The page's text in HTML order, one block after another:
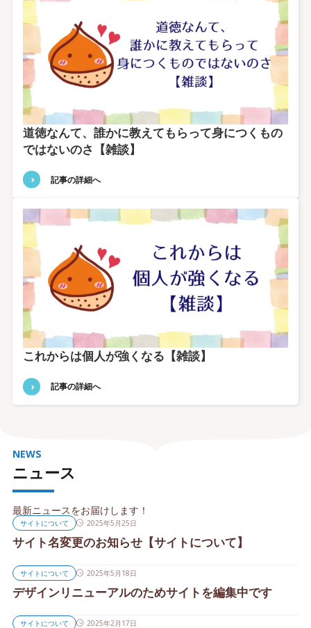
道徳なんて、誰かに教えてもらって身につくもの
ではないのさ【雑談】
記事の詳細へ
これからは個人が強くなる【雑談】
記事の詳細へ
ニュース
NEWS
最新ニュースをお届けします！
サイトについて 2025年5月25日
サイト名変更のお知らせ【サイトについて】
サイトについて 2025年5月18日
デザインリニューアルのためサイトを編集中です
サイトについて 2025年2月17日